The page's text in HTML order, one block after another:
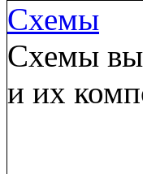
Схемы
Схемы
и их